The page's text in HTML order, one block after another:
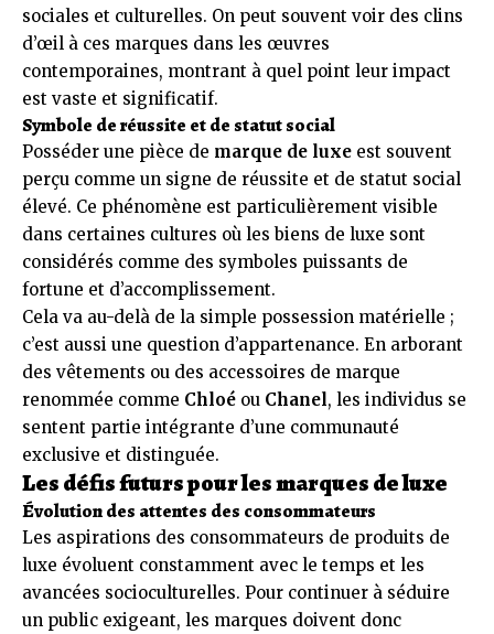
sociales et culturelles. On peut souvent voir des clins
d’œil à ces marques dans les œuvres
contemporaines, montrant à quel point leur impact
est vaste et significatif.
Symbole de réussite et de statut social
Posséder une pièce de marque de luxe est souvent
perçu comme un signe de réussite et de statut social
élevé. Ce phénomène est particulièrement visible
dans certaines cultures où les biens de luxe sont
considérés comme des symboles puissants de
fortune et d’accomplissement.
Cela va au-delà de la simple possession matérielle ;
c’est aussi une question d’appartenance. En arborant
des vêtements ou des accessoires de marque
renommée comme Chloé ou Chanel, les individus se
sentent partie intégrante d’une communauté
exclusive et distinguée.
Les défis futurs pour les marques de luxe
Évolution des attentes des consommateurs
Les aspirations des consommateurs de produits de
luxe évoluent constamment avec le temps et les
avancées socioculturelles. Pour continuer à séduire
un public exigeant, les marques doivent donc